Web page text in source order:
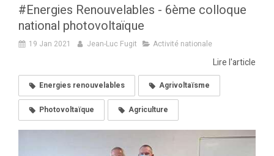
#Energies Renouvelables - 6ème colloque
national photovoltaïque
19 Jan 2021 Jean-Luc Fugit Activité nationale
Lire l'article
Energies renouvelables Agrivoltaïsme
Photovoltaïque Agriculture